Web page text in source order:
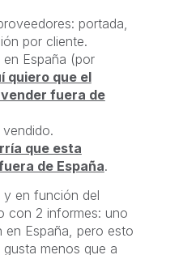
portada,
por cliente.
España (por
quiero que el
fuera de
que esta
de España.
en función del
con 2 informes: uno
España, pero esto
menos que a